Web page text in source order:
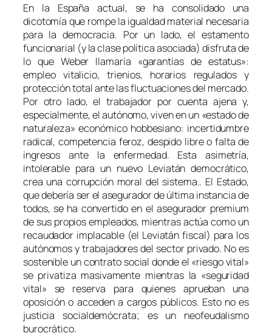
En la España actual, se ha consolidado una
dicotomía que rompe la igualdad material necesaria
para la democracia. Por un lado, el estamento
funcionarial (y la clase política asociada) disfruta de
lo que Weber llamaría «garantías de estatus»:
empleo vitalicio, trienios, horarios regulados y
protección total ante las fluctuaciones del mercado.
Por otro lado, el trabajador por cuenta ajena y,
especialmente, el autónomo, viven en un «estado de
naturaleza» económico hobbesiano: incertidumbre
radical, competencia feroz, despido libre o falta de
ingresos ante la enfermedad. Esta asimetría,
intolerable para un nuevo Leviatán democrático,
crea una corrupción moral del sistema.. El Estado,
que debería ser el asegurador de última instancia de
todos, se ha convertido en el asegurador premium
de sus propios empleados, mientras actúa como un
recaudador implacable (el Leviatán fiscal) para los
autónomos y trabajadores del sector privado. No es
sostenible un contrato social donde el «riesgo vital»
se privatiza masivamente mientras la «seguridad
vital» se reserva para quienes aprueban una
oposición o acceden a cargos públicos. Esto no es
justicia socialdemócrata; es un neofeudalismo
burocrático.